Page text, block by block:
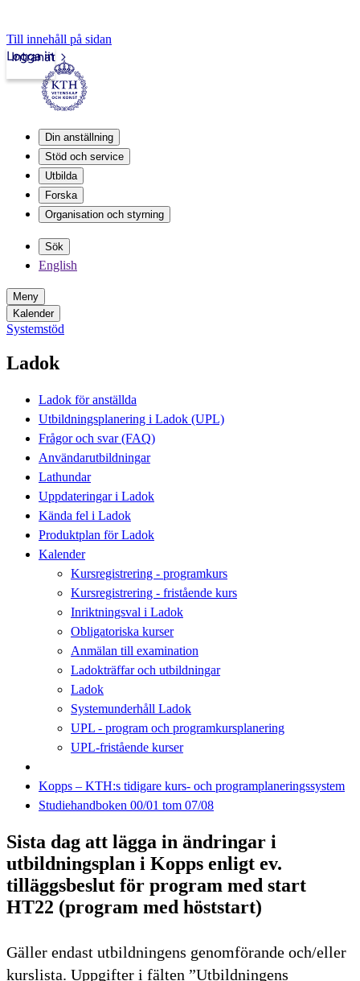
Till innehåll på sidan
Intranät
Logga in
Din anställning
Stöd och service
Utbilda
Forska
Organisation och styrning
Sök
English
Meny
Kalender
Systemstöd
Ladok
Ladok för anställda
Utbildningsplanering i Ladok (UPL)
Frågor och svar (FAQ)
Användarutbildningar
Lathundar
Uppdateringar i Ladok
Kända fel i Ladok
Produktplan för Ladok
Kalender
Kursregistrering - programkurs
Kursregistrering - fristående kurs
Inriktningsval i Ladok
Obligatoriska kurser
Anmälan till examination
Ladokträffar och utbildningar
Ladok
Systemunderhåll Ladok
UPL - program och programkursplanering
UPL-fristående kurser
Kopps – KTH:s tidigare kurs- och programplaneringssystem
Studiehandboken 00/01 tom 07/08
Sista dag att lägga in ändringar i
utbildningsplan i Kopps enligt ev.
tilläggsbeslut för program med start
HT22 (program med höststart)
Gäller endast utbildningens genomförande och/eller
kurslista. Uppgifter i fälten ”Utbildningens